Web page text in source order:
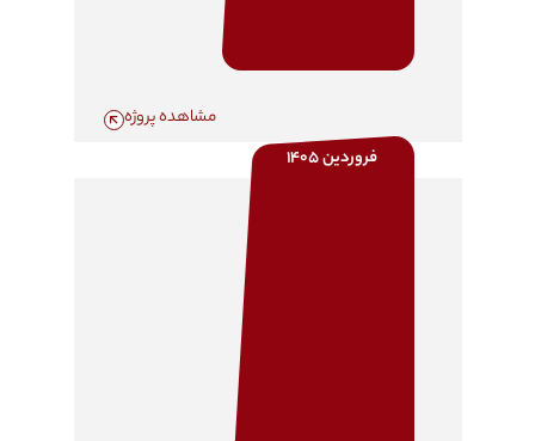
مشاهده پروژه
فروردین 1405